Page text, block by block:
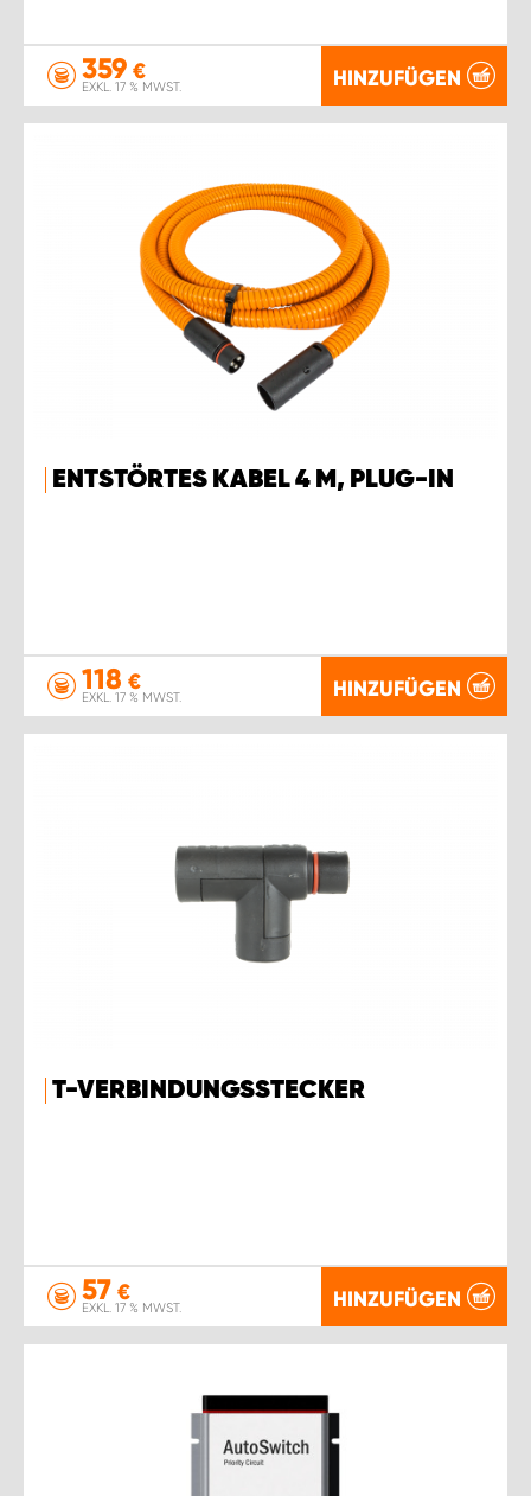
359 €
EXKL. 17 % MWST. HINZUFÜGEN
ENTSTÖRTES KABEL 4 M, PLUG-IN
118 €
EXKL. 17 % MWST. HINZUFÜGEN
T-VERBINDUNGSSTECKER
57 €
EXKL. 17 % MWST. HINZUFÜGEN